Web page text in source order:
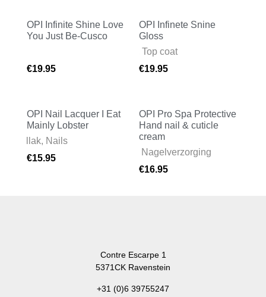
OPI Infinite Shine Love
You Just Be-Cusco
€19.95
Top coat
OPI Infinete Snine
Gloss
€19.95
Nagellak, Nails
OPI Nail Lacquer I Eat
Mainly Lobster
€15.95
Nagelverzorging
OPI Pro Spa Protective
Hand nail & cuticle
cream
€16.95
Contre Escarpe 1
5371CK Ravenstein
+31 (0)6 39755247